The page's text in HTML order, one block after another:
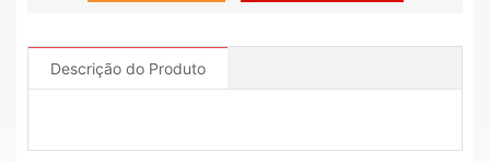
Descrição do Produto